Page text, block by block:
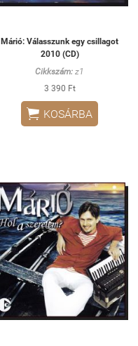
Márió: Válasszunk egy csillagot
2010 (CD)
Cikkszám: z1
3 390 Ft
 KOSÁRBA